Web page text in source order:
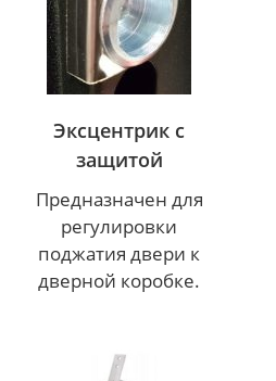
Эксцентрик с
защитой
Предназначен для
регулировки
поджатия двери к
дверной коробке.